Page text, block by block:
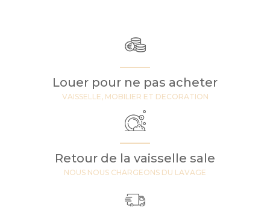
Louer pour ne pas acheter
VAISSELLE, MOBILIER ET DECORATION
Retour de la vaisselle sale
NOUS NOUS CHARGEONS DU LAVAGE